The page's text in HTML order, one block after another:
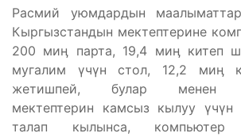
Расмий уюмдардын
Кыргызстандын мектептерине
200 миӊ парта, 19,4 миӊ китеп
мугалим үчүн стол, 12,2 миӊ
жетишпей, булар менен
мектептерин камсыз кылуу
талап кылынса,